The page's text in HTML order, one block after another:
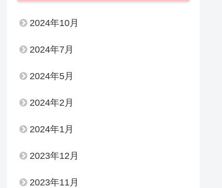
2024年10月
2024年7月
2024年5月
2024年2月
2024年1月
2023年12月
2023年11月